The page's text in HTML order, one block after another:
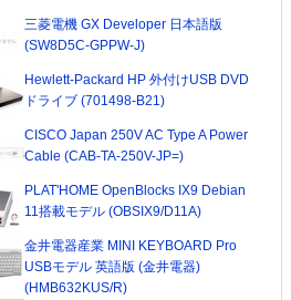
三菱電機 GX Developer 日本語版
(SW8D5C-GPPW-J)
Hewlett-Packard HP 外付けUSB DVD
ドライブ (701498-B21)
CISCO Japan 250V AC Type A Power
Cable (CAB-TA-250V-JP=)
PLAT'HOME OpenBlocks IX9 Debian
11搭載モデル (OBSIX9/D11A)
金井電器産業 MINI KEYBOARD Pro
USBモデル 英語版 (金井電器)
(HMB632KUS/R)